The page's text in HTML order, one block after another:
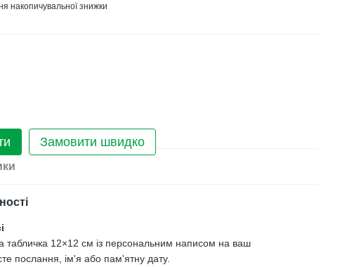
накопичувальної знижки
Замовити швидко
табличка 12×12 см із персональним написом на ваш
послання, ім'я або пам'ятну дату.